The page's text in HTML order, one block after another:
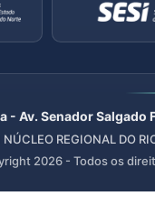
- Av. Senador
NÚCLEO REGIONAL DO
2026 - Todos os